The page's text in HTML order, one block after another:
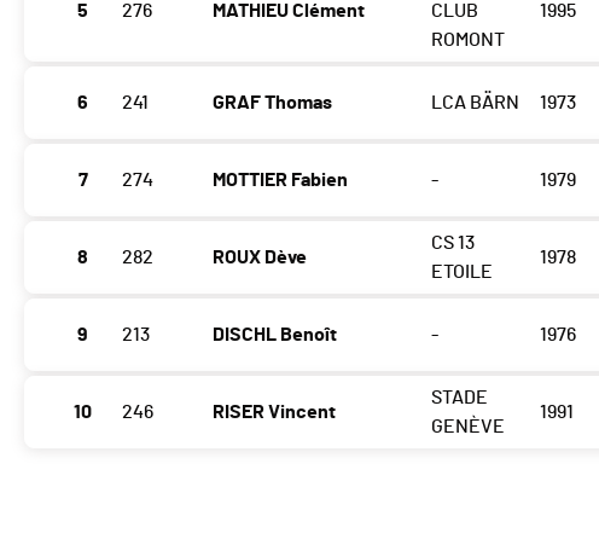
5 276 MATHIEU Clément
CLUB
ROMONT
1995
6 241 GRAF Thomas LCA BÄRN 1973
7 274 MOTTIER Fabien - 1979
8 282 ROUX Dève
CS 13
ETOILE
1978
9 213 DISCHL Benoît - 1976
10 246 RISER Vincent
STADE
GENÈVE
1991